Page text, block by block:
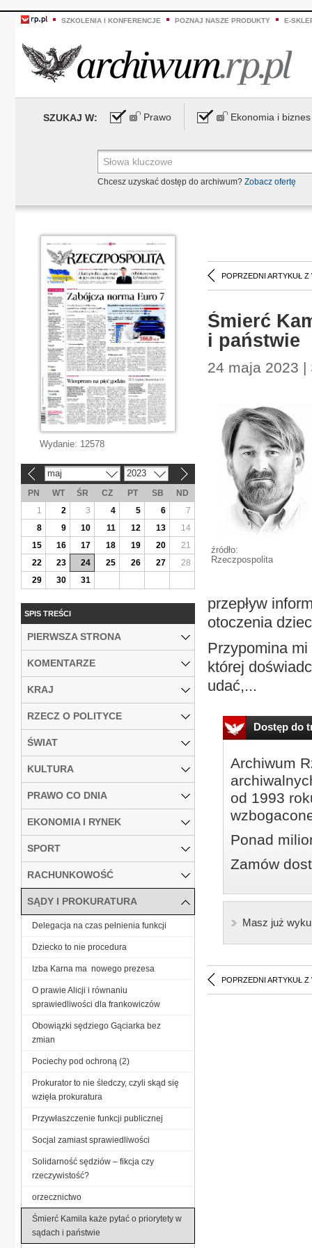
SZKOLENIA I KONFERENCJE POZNAJ NASZE PRODUKTY E-
SZUKAJ W: Prawo Ekonomia i biznes
Chcesz uzyskać dostęp do archiwum? Zobacz ofertę
POPRZEDNI ARTYKUŁ Z
Śmierć
i państwie
24 maja 2023 |
źródło:
Rzeczpospolita
przepływ
otoczenia
Przypomina
której
udać,...
Dostęp do
Archiwum
od 1993
Ponad
Zamów
Masz już
POPRZEDNI ARTYKUŁ Z
Wydanie: 12578
maj 2023
PN WT ŚR CZ PT SB
ND
1
2 3 4 5 6
7
8
9 10 11 12 13
14
15
16 17 18 19 20
21
22
23 24 25 26 27
28
29
30 31
SPIS TREŚCI
PIERWSZA STRONA
KOMENTARZE
KRAJ
RZECZ O POLITYCE
ŚWIAT
KULTURA
PRAWO CO DNIA
EKONOMIA I RYNEK
SPORT
RACHUNKOWOŚĆ
SĄDY I PROKURATURA
Delegacja na czas pełnienia funkcji
Dziecko to nie procedura
Izba Karna ma nowego prezesa
O prawie Alicji i równaniu
sprawiedliwości dla frankowiczów
Obowiązki sędziego Gąciarka bez
zmian
Pociechy pod ochroną (2)
Prokurator to nie śledczy, czyli skąd się
wzięła prokuratura
Przywłaszczenie funkcji publicznej
Socjal zamiast sprawiedliwości
Solidarność sędziów – fikcja czy
rzeczywistość?
orzecznictwo
Śmierć Kamila każe pytać o priorytety w
sądach i państwie